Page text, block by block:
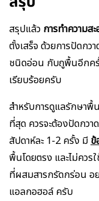
สรุปแล้ว การทำความส
ตั้งเสร็จ ด้วยการปัดกว
ชนิดอ่อน กับถูพื้นอีกครั้
เรียบร้อยครับ
สำหรับการดูแลรักษาพื้
ที่สุด ควรจะต้องปัดกวา
สัปดาห์ละ 1-2 ครั้ง มีข้
พื้นโดยตรง และไม่ควร
ที่ผสมสารกรัดกร่อน อ
แอลกอฮอล์ ครับ